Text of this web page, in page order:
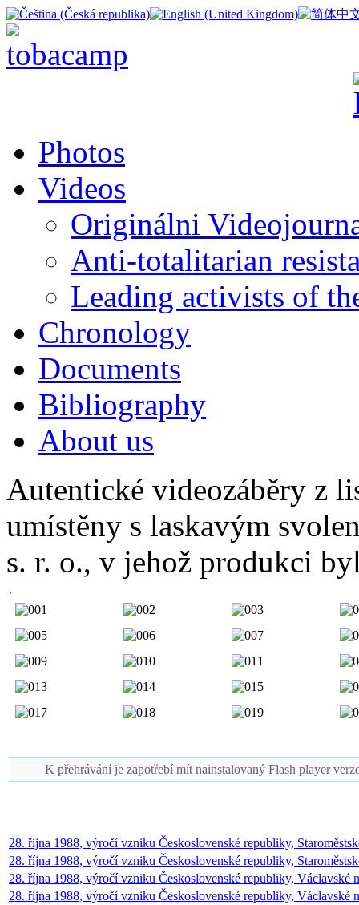
Photos
Videos
Originálni
Anti-totalitarian
Leading activists of
Chronology
Documents
Bibliography
About us
Autentické videozáběry z
umístěny s laskavým
s. r. o., v jehož produkci
.
K přehrávání je zapotřebí mít nainstalovaný Flash player
28. října 1988, výročí vzniku Československé republiky,
28. října 1988, výročí vzniku Československé republiky,
28. října 1988, výročí vzniku Československé republiky, Václavské
28. října 1988, výročí vzniku Československé republiky, Václavské